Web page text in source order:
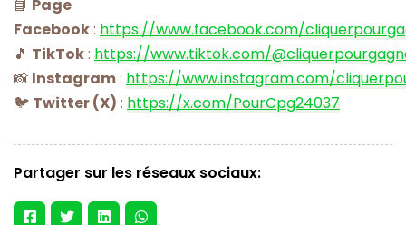
📘 Page
Facebook: https://www.facebook.com/
🎵 TikTok: https://www.tiktok.com/
📸 Instagram: https://www.instagram.com/
🐦 Twitter (X) : https://x.com/PourCpg24037
Partager sur les réseaux sociaux: